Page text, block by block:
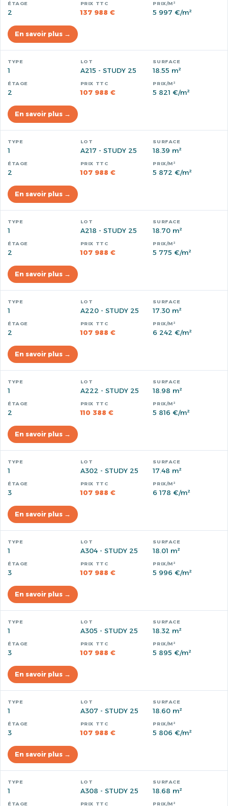
2 137 988 € 5 997 €/m²
En savoir plus →
1 A215 - STUDY 25 18.55 m²
2 107 988 € 5 821 €/m²
En savoir plus →
1 A217 - STUDY 25 18.39 m²
2 107 988 € 5 872 €/m²
En savoir plus →
1 A218 - STUDY 25 18.70 m²
2 107 988 € 5 775 €/m²
En savoir plus →
1 A220 - STUDY 25 17.30 m²
2 107 988 € 6 242 €/m²
En savoir plus →
1 A222 - STUDY 25 18.98 m²
2 110 388 € 5 816 €/m²
En savoir plus →
1 A302 - STUDY 25 17.48 m²
3 107 988 € 6 178 €/m²
En savoir plus →
1 A304 - STUDY 25 18.01 m²
3 107 988 € 5 996 €/m²
En savoir plus →
1 A305 - STUDY 25 18.32 m²
3 107 988 € 5 895 €/m²
En savoir plus →
1 A307 - STUDY 25 18.60 m²
3 107 988 € 5 806 €/m²
En savoir plus →
1 A308 - STUDY 25 18.68 m²